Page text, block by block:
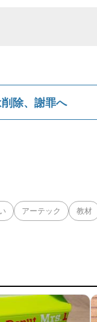
除、謝罪へ
アーテック 教材